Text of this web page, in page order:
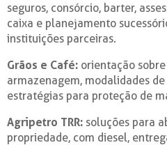
seguros, consórcio, barter,
caixa e planejamento
instituições parceiras.
Grãos e Café: orientação
armazenagem, modalidades
estratégias para proteção de
Agripetro TRR: soluções para
propriedade, com diesel,